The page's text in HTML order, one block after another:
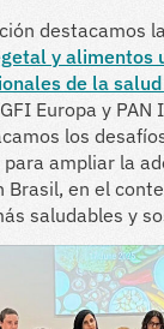
destacamos
y alimentos
de la
Europa y
los
ampliar la
Brasil, en el
saludables y